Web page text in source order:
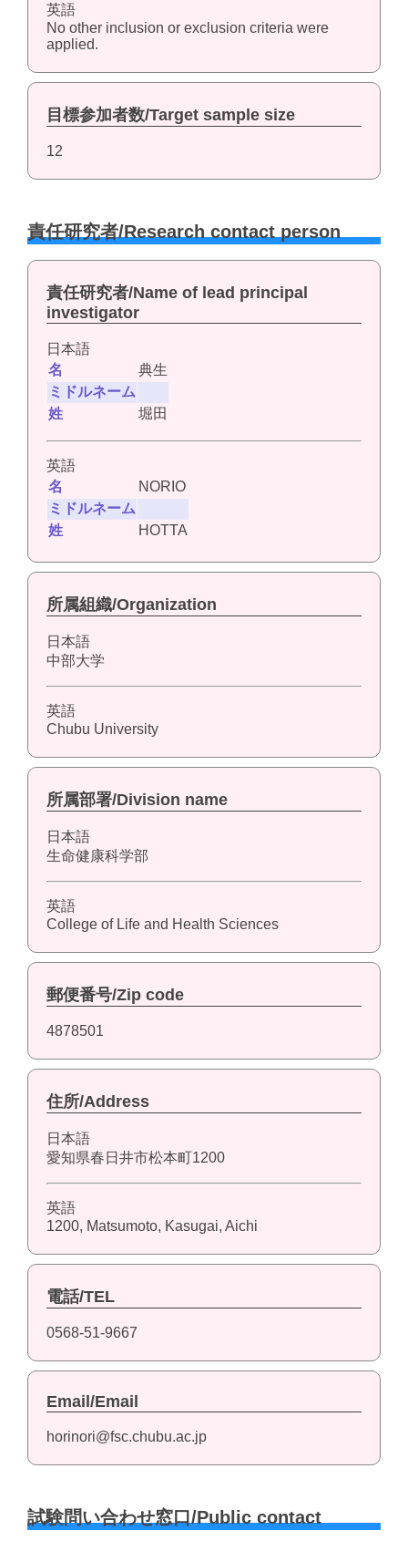
英語
No other inclusion or exclusion criteria were
applied.
目標参加者数/Target sample size
12
責任研究者/Research contact person
責任研究者/Name of lead principal
investigator
日本語
名
典生
ミドルネーム
姓
堀田
英語
名
NORIO
ミドルネーム
姓
HOTTA
所属組織/Organization
日本語
中部大学
英語
Chubu University
所属部署/Division name
日本語
生命健康科学部
英語
College of Life and Health Sciences
郵便番号/Zip code
4878501
住所/Address
日本語
愛知県春日井市松本町1200
英語
1200, Matsumoto, Kasugai, Aichi
電話/TEL
0568-51-9667
Email/Email
horinori@fsc.chubu.ac.jp
試験問い合わせ窓口/Public contact